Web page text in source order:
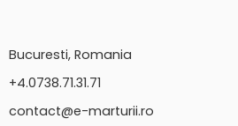
Bucuresti, Romania
+4.0738.71.31.71
contact@e-marturii.ro